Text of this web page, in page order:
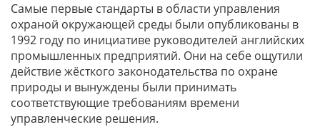
Самые первые стандарты в области управления
охраной окружающей среды были опубликованы в
1992 году по инициативе руководителей английских
промышленных предприятий. Они на себе ощутили
действие жёсткого законодательства по охране
природы и вынуждены были принимать
соответствующие требованиям времени
управленческие решения.